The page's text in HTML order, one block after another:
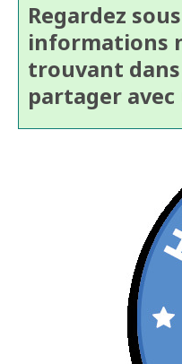
Regardez
informations
trouvant
partager